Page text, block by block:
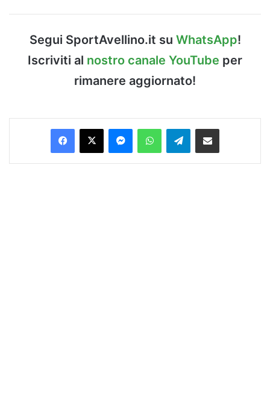
Segui SportAvellino.it su WhatsApp!
Iscriviti al nostro canale YouTube per
rimanere aggiornato!
Facebook
X MessengerWhatsAppTelegramCondividi via Email